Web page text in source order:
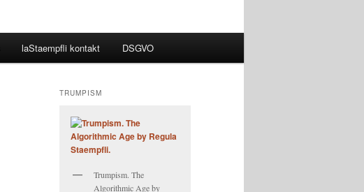
laStaempfli kontakt DSGVO
TRUMPISM
Trumpism. The
Algorithmic Age by